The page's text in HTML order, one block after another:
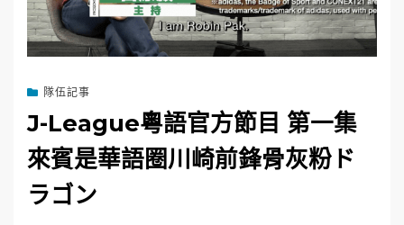
隊伍記事
J-League粵語官方節目 第一集
來賓是華語圈川崎前鋒骨灰粉ド
ラゴン